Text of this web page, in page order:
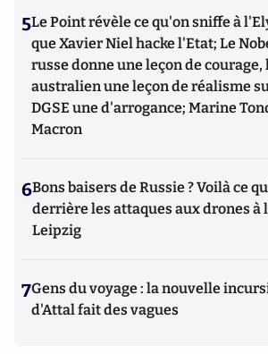
5Le Point révèle ce qu'on sniffe à
que Xavier Niel hacke l'Etat; Le
russe donne une leçon de courage,
australien une leçon de réalisme
DGSE une d'arrogance; Marine
Macron
6Bons baisers de Russie ? Voilà ce
derrière les attaques aux drones à
Leipzig
7Gens du voyage : la nouvelle
d'Attal fait des vagues